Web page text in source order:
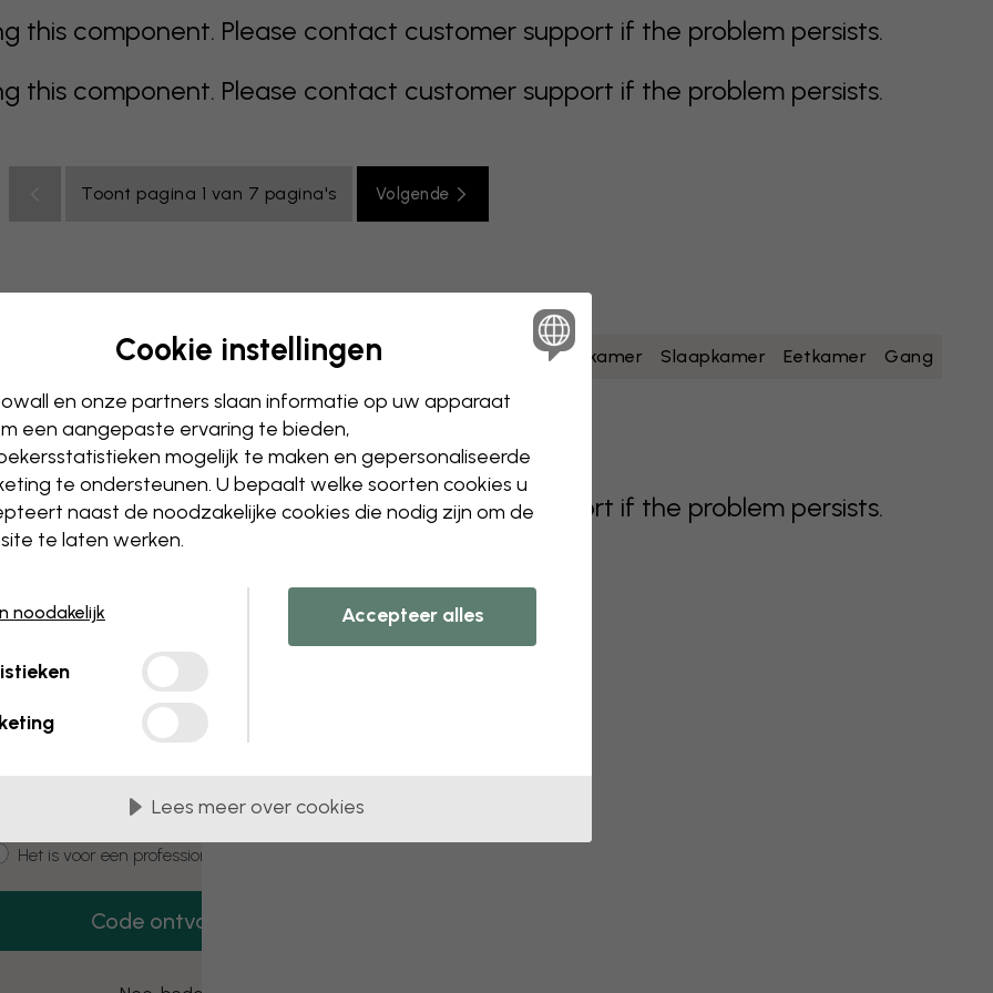
this component. Please contact customer support if the problem persists.
this component. Please contact customer support if the problem persists.
Toont pagina 1 van 7 pagina's Volgende
oranje roze paars rood turkoois Badkamer Slaapkamer Eetkamer Gang
Tienerkamer Plafond
this component. Please contact customer support if the problem persists.
3 gratis proefmonsters
Vraag 3 proefmonsters aan – helemaal
gratis.
Het is voor een professioneel project
Code ontvangen
Cookie instellingen
en onze partners slaan informatie op uw apparaat
een aangepaste ervaring te bieden,
mogelijk te maken en gepersonaliseerde
te ondersteunen. U bepaalt welke soorten cookies u
naast de noodzakelijke cookies die nodig zijn om de
te laten werken.
noodakelijk Accepteer alles
Lees meer over cookies